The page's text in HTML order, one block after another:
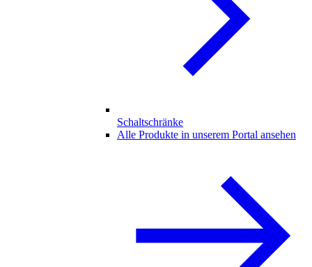
Schaltschränke
Alle Produkte in unserem Portal ansehen